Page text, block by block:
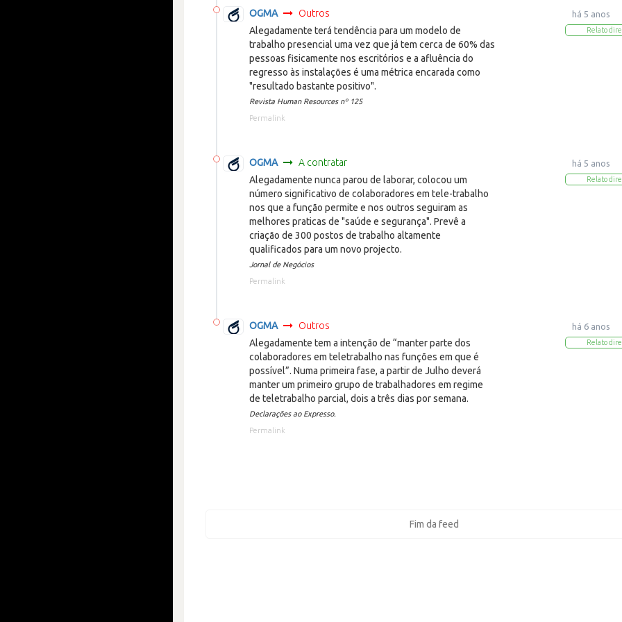
há 5 anos
Relato
OGMA
Outros
Alegadamente terá tendência para um modelo de
trabalho presencial uma vez que já tem cerca de 60% das
pessoas fisicamente nos escritórios e a afluência do
regresso às instalações é uma métrica encarada como
"resultado bastante positivo".
Revista Human Resources nº 125
Permalink
há 5 anos
Relato
OGMA
A contratar
Alegadamente nunca parou de laborar, colocou um
número significativo de colaboradores em tele-trabalho
nos que a função permite e nos outros seguiram as
melhores praticas de "saúde e segurança". Prevê a
criação de 300 postos de trabalho altamente
qualificados para um novo projecto.
Jornal de Negócios
Permalink
há 6 anos
Relato
OGMA
Outros
Alegadamente tem a intenção de “manter parte dos
colaboradores em teletrabalho nas funções em que é
possível”. Numa primeira fase, a partir de Julho deverá
manter um primeiro grupo de trabalhadores em regime
de teletrabalho parcial, dois a três dias por semana.
Declarações ao Expresso.
Permalink
Fim da feed